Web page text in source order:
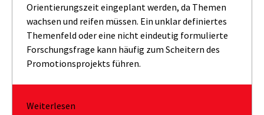
Orientierungszeit eingeplant werden, da Themen
wachsen und reifen müssen. Ein unklar definiertes
Themenfeld oder eine nicht eindeutig formulierte
Forschungsfrage kann häufig zum Scheitern des
Promotionsprojekts führen.
Weiterlesen